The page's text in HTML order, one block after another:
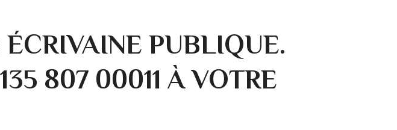
PUBLIQUE.
807 00011 À VOTRE